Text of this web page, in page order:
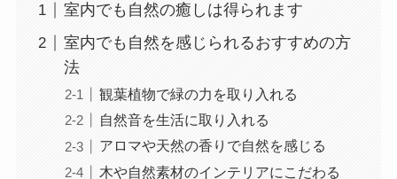
室内でも自然の癒しは得られます
室内でも自然を感じられるおすすめの方
法
観葉植物で緑の力を取り入れる
自然音を生活に取り入れる
アロマや天然の香りで自然を感じる
木や自然素材のインテリアにこだわる